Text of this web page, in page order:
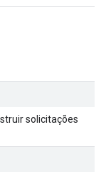
solicitações